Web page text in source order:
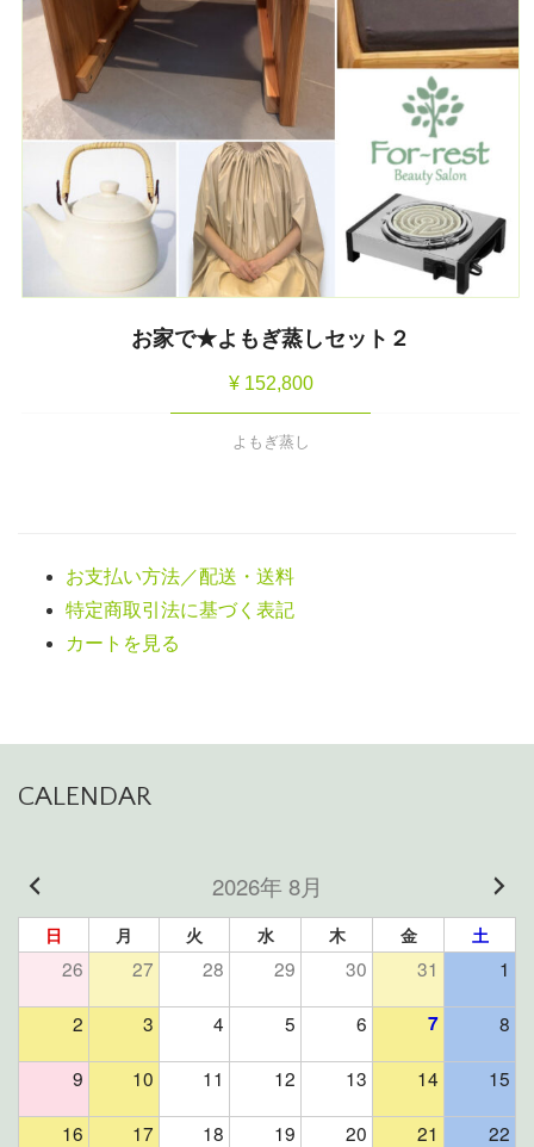
お家で★よもぎ蒸しセット２
¥152,800
よもぎ蒸し
お支払い方法／配送・送料
特定商取引法に基づく表記
カートを見る
CALENDAR
2026年 8月
日 月 火 水 木 金 土
26 27 28 29 30 31 1
2 3 4 5 6 7 8
9 10 11 12 13 14 15
16 17 18 19 20 21 22